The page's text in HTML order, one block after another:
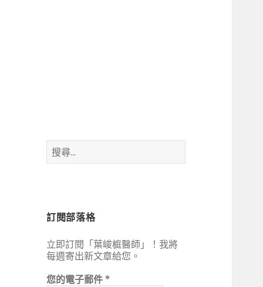
搜
尋
訂閱部落格
立即訂閱「葉峻榳醫師」！我將
每週寄出新文章給您。
您的電子郵件*